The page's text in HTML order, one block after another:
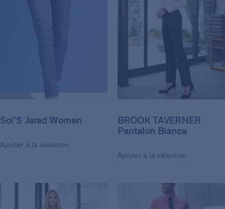
Sol’S Jared Women
Ajouter à la sélection
BROOK TAVERNER
Pantalon Bianca
Ajouter à la sélection